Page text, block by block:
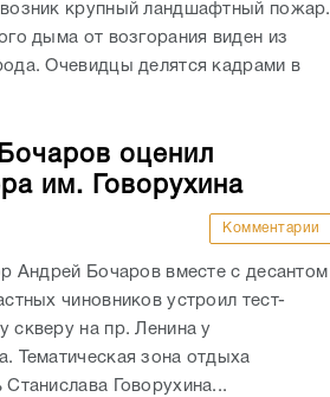
крупный ландшафтный пожар.
дыма от возгорания виден из
Очевидцы делятся кадрами в
оценил
им. Говорухина
Комментарии
Андрей Бочаров вместе с десантом
чиновников устроил тест-
скверу на пр. Ленина у
Тематическая зона отдыха
Станислава Говорухина...